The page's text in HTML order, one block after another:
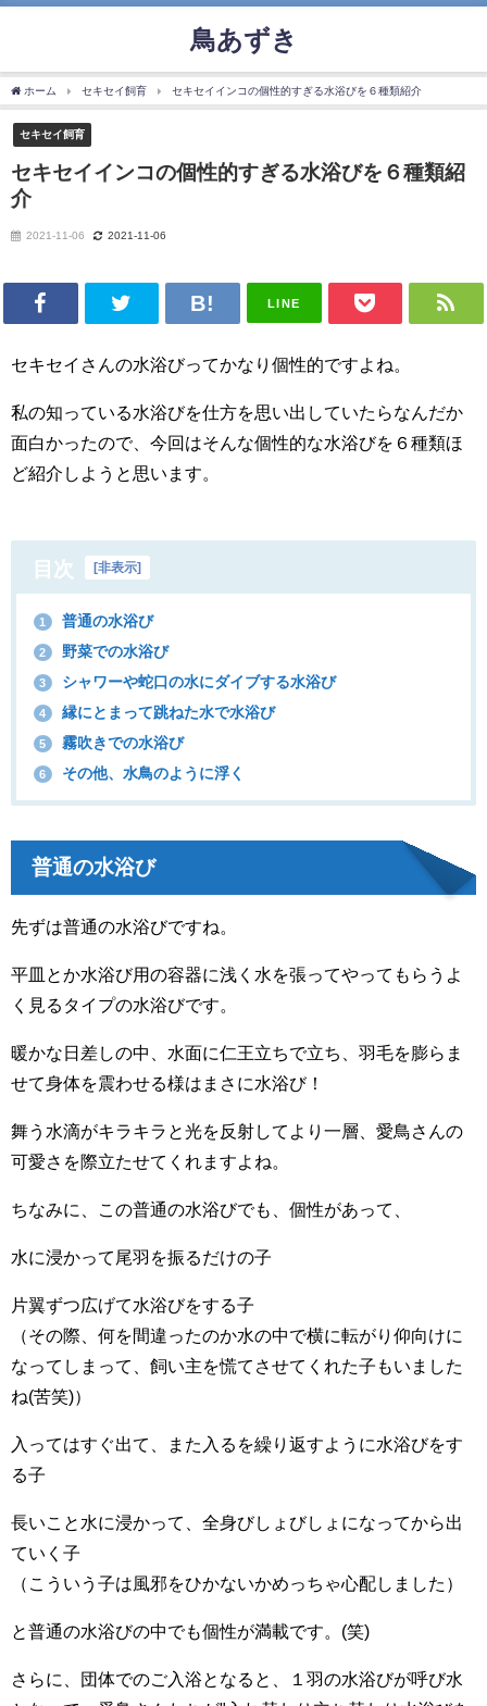
鳥あずき
ホーム セキセイ飼育 セキセイインコの個性的すぎる水浴びを６種類紹介
セキセイ飼育
セキセイインコの個性的すぎる水浴びを６種類紹
介
2021-11-06 2021-11-06
LINE
セキセイさんの水浴びってかなり個性的ですよね。
私の知っている水浴びを仕方を思い出していたらなんだか
面白かったので、今回はそんな個性的な水浴びを６種類ほ
ど紹介しようと思います。
目次 [非表示]
1 普通の水浴び
2 野菜での水浴び
3 シャワーや蛇口の水にダイブする水浴び
4 縁にとまって跳ねた水で水浴び
5 霧吹きでの水浴び
6 その他、水鳥のように浮く
普通の水浴び
先ずは普通の水浴びですね。
平皿とか水浴び用の容器に浅く水を張ってやってもらうよ
く見るタイプの水浴びです。
暖かな日差しの中、水面に仁王立ちで立ち、羽毛を膨らま
せて身体を震わせる様はまさに水浴び！
舞う水滴がキラキラと光を反射してより一層、愛鳥さんの
可愛さを際立たせてくれますよね。
ちなみに、この普通の水浴びでも、個性があって、
水に浸かって尾羽を振るだけの子
片翼ずつ広げて水浴びをする子
（その際、何を間違ったのか水の中で横に転がり仰向けに
なってしまって、飼い主を慌てさせてくれた子もいました
ね(苦笑)）
入ってはすぐ出て、また入るを繰り返すように水浴びをす
る子
長いこと水に浸かって、全身びしょびしょになってから出
ていく子
（こういう子は風邪をひかないかめっちゃ心配しました）
と普通の水浴びの中でも個性が満載です。(笑)
さらに、団体でのご入浴となると、１羽の水浴びが呼び水